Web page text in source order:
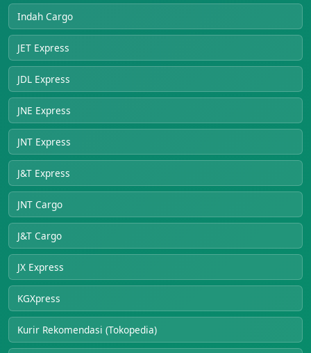
Indah Cargo
JET Express
JDL Express
JNE Express
JNT Express
J&T Express
JNT Cargo
J&T Cargo
JX Express
KGXpress
Kurir Rekomendasi (Tokopedia)